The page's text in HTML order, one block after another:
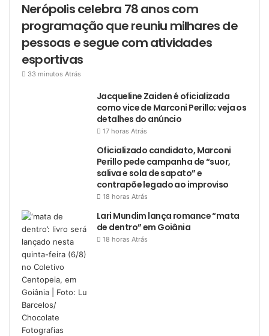
Nerópolis celebra 78 anos com
programação que reuniu milhares de
pessoas e segue com atividades
esportivas
33 minutos Atrás
Jacqueline Zaiden é oficializada
como vice de Marconi Perillo; veja os
detalhes do anúncio
17 horas Atrás
Oficializado candidato, Marconi
Perillo pede campanha de “suor,
saliva e sola de sapato” e
contrapõe legado ao improviso
18 horas Atrás
Lari Mundim lança romance “mata
de dentro” em Goiânia
18 horas Atrás